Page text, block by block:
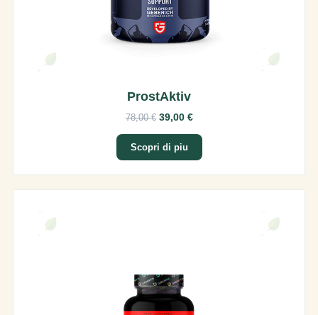
ProstAktiv
78,00 €39,00 €
Scopri di piu